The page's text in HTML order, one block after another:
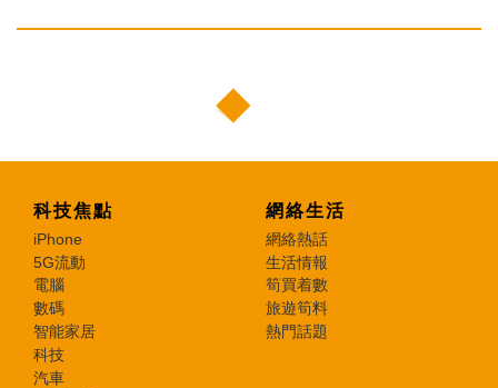
科技焦點
iPhone
5G流動
電腦
數碼
智能家居
科技
汽車
網絡生活
網絡熱話
生活情報
筍買着數
旅遊筍料
熱門話題